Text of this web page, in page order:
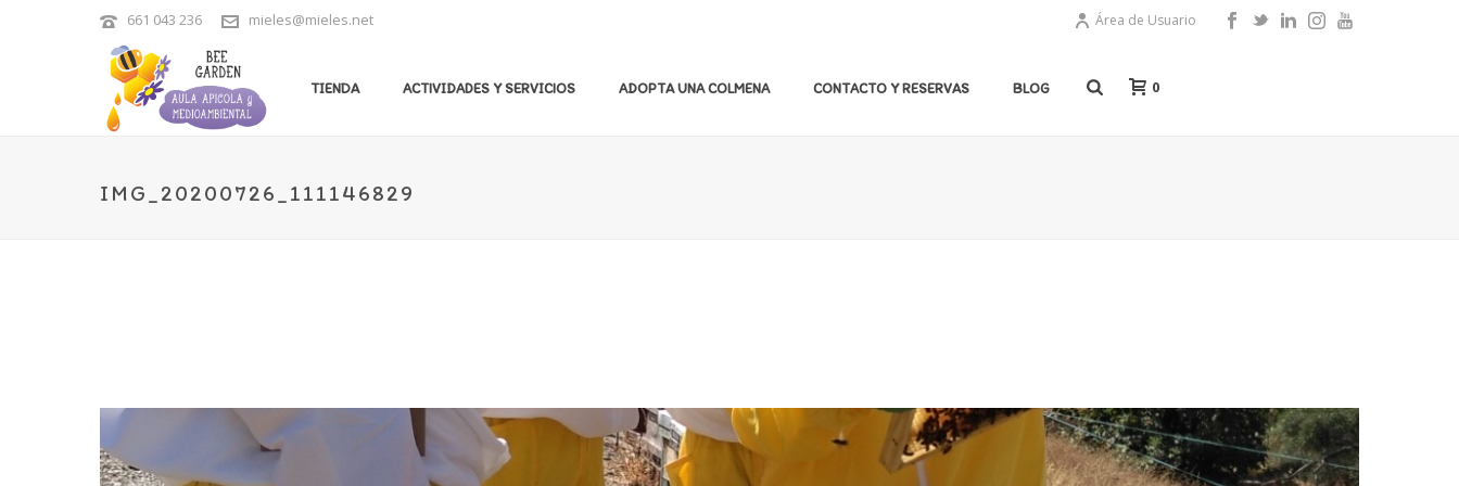
661 043 236 mieles@mieles.net Área de Usuario
TIENDA ACTIVIDADES Y SERVICIOS ADOPTA UNA COLMENA CONTACTO Y RESERVAS BLOG 0
IMG_20200726_111146829